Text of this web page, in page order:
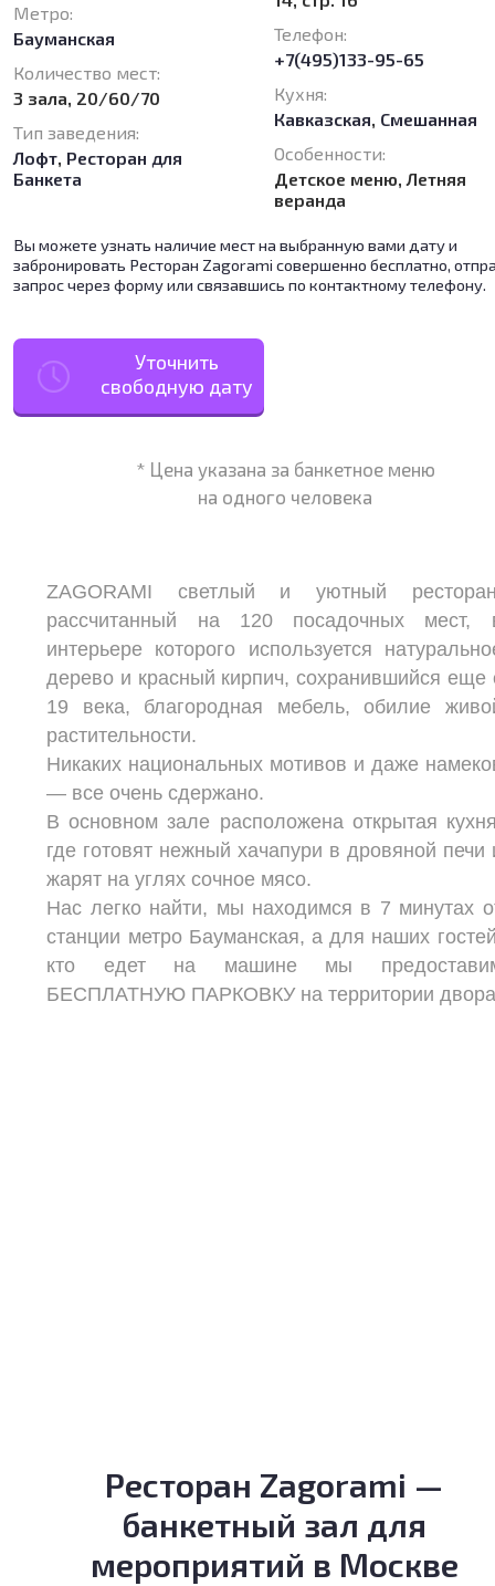
Метро:
Бауманская
Количество мест:
3 зала, 20/60/70
Тип заведения:
Лофт, Ресторан для
Банкета
Телефон:
+7(495)133-95-65
Кухня:
Кавказская, Смешанная
Особенности:
Детское меню, Летняя
веранда
Вы можете узнать наличие мест на выбранную вами дату и
забронировать Ресторан Zagorami совершенно бесплатно,
запрос через форму или связавшись по контактному телефону.
Уточнить
свободную дату
* Цена указана за банкетное меню
на одного человека
ZAGORAMI светлый и уютный
рассчитанный на 120 посадочных мест,
интерьере которого используется
дерево и красный кирпич, сохранившийся еще
19 века, благородная мебель, обилие
растительности.
Никаких национальных мотивов и даже
— все очень сдержано.
В основном зале расположена открытая
где готовят нежный хачапури в дровяной печи
жарят на углях сочное мясо.
Нас легко найти, мы находимся в 7 минутах
станции метро Бауманская, а для наших
кто едет на машине мы
БЕСПЛАТНУЮ ПАРКОВКУ на территории
Ресторан Zagorami —
банкетный зал для
мероприятий в Москве